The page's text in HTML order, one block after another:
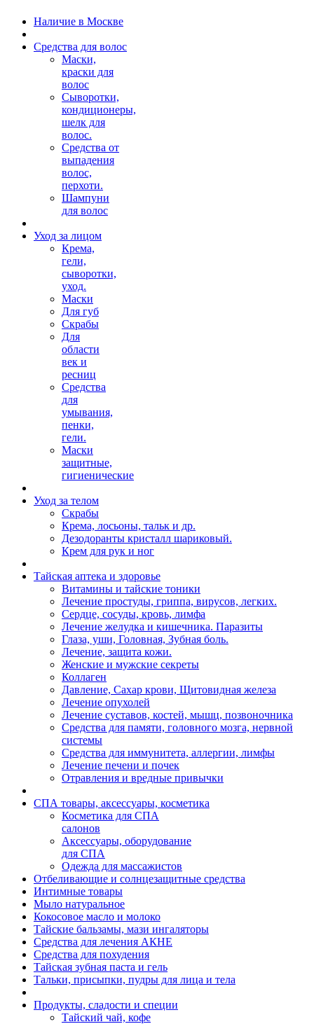
Наличие в Москве
Средства для волос
Маски,
краски для
волос
Сыворотки,
кондиционеры,
шелк для
волос.
Средства от
выпадения
волос,
перхоти.
Шампуни
для волос
Уход за лицом
Крема,
гели,
сыворотки,
уход.
Маски
Для губ
Скрабы
Для
области
век и
ресниц
Средства
для
умывания,
пенки,
гели.
Маски
защитные,
гигиенические
Уход за телом
Скрабы
Крема, лосьоны, тальк и др.
Дезодоранты кристалл шариковый.
Крем для рук и ног
Тайская аптека и здоровье
Витамины и тайские тоники
Лечение простуды, гриппа, вирусов, легких.
Сердце, сосуды, кровь, лимфа
Лечение желудка и кишечника. Паразиты
Глаза, уши, Головная, Зубная боль.
Лечение, защита кожи.
Женские и мужские секреты
Коллаген
Давление, Сахар крови, Щитовидная железа
Лечение опухолей
Лечение суставов, костей, мышц, позвоночника
Средства для памяти, головного мозга, нервной
системы
Средства для иммунитета, аллергии, лимфы
Лечение печени и почек
Отравления и вредные привычки
СПА товары, аксессуары, косметика
Косметика для СПА
салонов
Аксессуары, оборудование
для СПА
Одежда для массажистов
Отбеливающие и солнцезащитные средства
Интимные товары
Мыло натуральное
Кокосовое масло и молоко
Тайские бальзамы, мази ингаляторы
Средства для лечения АКНЕ
Средства для похудения
Тайская зубная паста и гель
Тальки, присыпки, пудры для лица и тела
Продукты, сладости и специи
Тайский чай, кофе